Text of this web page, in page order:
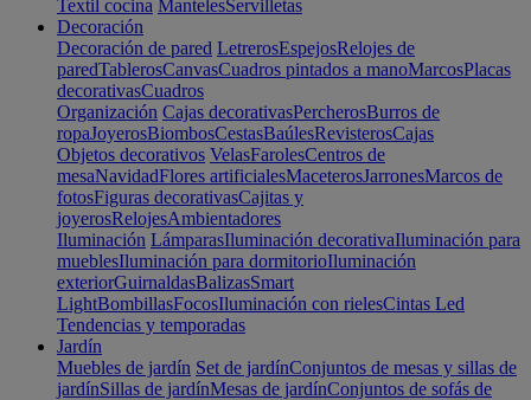
Textil cocina MantelesServilletas
Decoración
Decoración de pared LetrerosEspejosRelojes de
paredTablerosCanvasCuadros pintados a manoMarcosPlacas
decorativasCuadros
Organización Cajas decorativasPercherosBurros de
ropaJoyerosBiombosCestasBaúlesRevisterosCajas
Objetos decorativos VelasFarolesCentros de
mesaNavidadFlores artificialesMaceterosJarronesMarcos de
fotosFiguras decorativasCajitas y
joyerosRelojesAmbientadores
Iluminación LámparasIluminación decorativaIluminación para
mueblesIluminación para dormitorioIluminación
exteriorGuirnaldasBalizasSmart
LightBombillasFocosIluminación con rielesCintas Led
Tendencias y temporadas
Jardín
Muebles de jardín Set de jardínConjuntos de mesas y sillas de
jardínSillas de jardínMesas de jardínConjuntos de sofás de